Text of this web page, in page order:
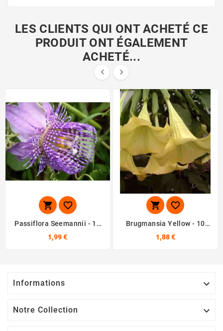
LES CLIENTS QUI ONT ACHETÉ CE
PRODUIT ONT ÉGALEMENT
ACHETÉ...
 
 
Passiflora Seemannii - 10
Graines
1,99 €
 
Brugmansia Yellow - 10
Graines
1,88 €
Informations 
Notre Collection 